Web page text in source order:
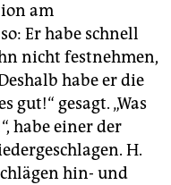
am
Er habe schnell
nicht festnehmen,
habe er die
gut!“ gesagt. „Was
habe einer der
H.
hin- und